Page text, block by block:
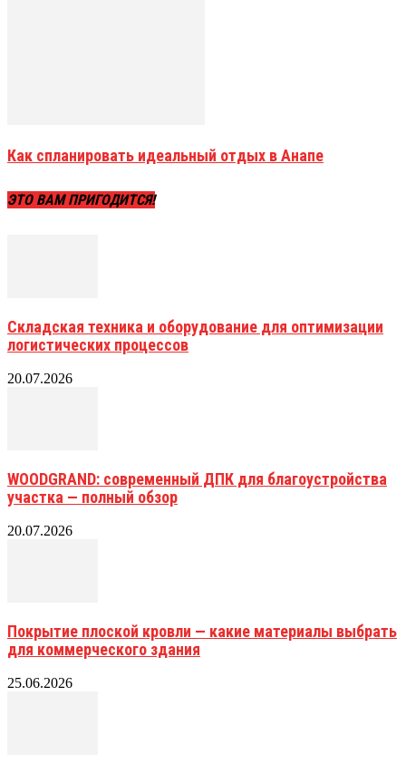
Как спланировать идеальный отдых в Анапе
ЭТО ВАМ ПРИГОДИТСЯ!
Складская техника и оборудование для оптимизации
логистических процессов
20.07.2026
WOODGRAND: современный ДПК для благоустройства
участка — полный обзор
20.07.2026
Покрытие плоской кровли — какие материалы выбрать
для коммерческого здания
25.06.2026